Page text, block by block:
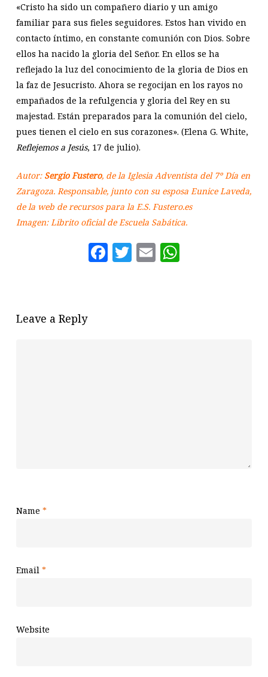
«Cristo ha sido un compañero diario y un amigo
familiar para sus fieles seguidores. Estos han vivido en
contacto íntimo, en constante comunión con Dios. Sobre
ellos ha nacido la gloria del Señor. En ellos se ha
reflejado la luz del conocimiento de la gloria de Dios en
la faz de Jesucristo. Ahora se regocijan en los rayos no
empañados de la refulgencia y gloria del Rey en su
majestad. Están preparados para la comunión del cielo,
pues tienen el cielo en sus corazones». (Elena G. White,
Reflejemos a Jesús, 17 de julio).
Autor: Sergio Fustero, de la Iglesia Adventista del 7º Día en
Zaragoza. Responsable, junto con su esposa Eunice Laveda,
de la web de recursos para la E.S. Fustero.es
Imagen: Librito oficial de Escuela Sabática.
Facebook
Twitter
Email
Leave a Reply
Name *
Email *
Website